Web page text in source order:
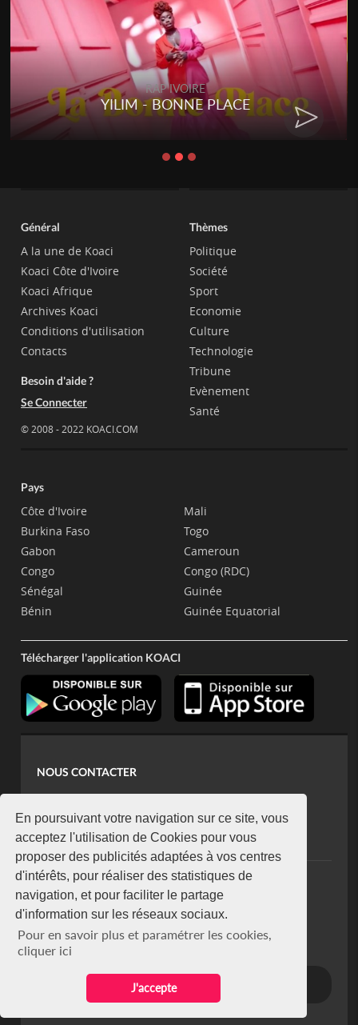
En poursuivant votre navigation sur ce site, vous
acceptez l'utilisation de Cookies pour vous
proposer des publicités adaptées à vos centres
d'intérêts, pour réaliser des statistiques de
navigation, et pour faciliter le partage
d'information sur les réseaux sociaux.
Pour en savoir plus et paramétrer les cookies,
cliquer ici
J'accepte
RAP IVOIRE
YILIM - BONNE PLACE
Général
A la une de Koaci
Koaci Côte d'Ivoire
Koaci Afrique
Archives Koaci
Conditions d'utilisation
Contacts
Besoin d'aide ?
Se Connecter
© 2008 - 2022 KOACI.COM
Thèmes
Politique
Société
Sport
Economie
Culture
Technologie
Tribune
Evènement
Santé
Pays
Côte d'Ivoire
Burkina Faso
Gabon
Congo
Sénégal
Bénin
Mali
Togo
Cameroun
Congo (RDC)
Guinée
Guinée Equatorial
Télécharger l'application KOACI
NOUS CONTACTER
koaci@yahoo.fr
+225 07 08 85 52 93
NEWSLETTER
Restez connecté via notre newsletter
S'abonner
Se désabonner